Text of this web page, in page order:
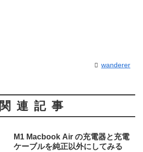
wanderer
関連記事
M1 Macbook Air の充電器と充電
ケーブルを純正以外にしてみる